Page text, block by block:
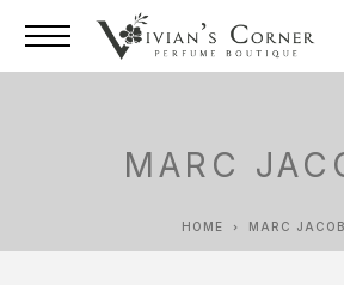
MARC
HOME MARC